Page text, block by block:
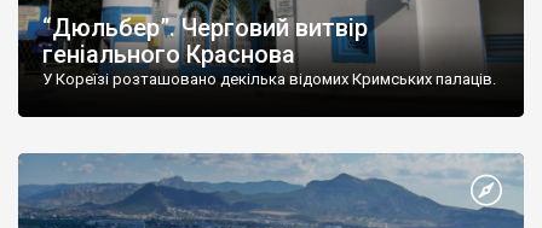
“Дюльбер”. Черговий витвір
геніального Краснова
У Кореїзі розташовано декілька відомих Кримських палаців.